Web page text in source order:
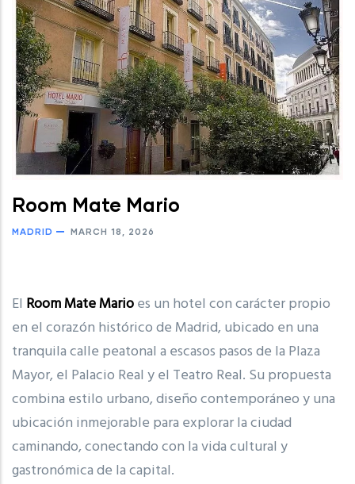
Room Mate Mario
MADRID MARCH 18, 2026
El Room Mate Marioes un hotel con carácter propio
en el corazón histórico de Madrid, ubicado en una
tranquila calle peatonal a escasos pasos de la Plaza
Mayor, el Palacio Real y el Teatro Real. Su propuesta
combina estilo urbano, diseño contemporáneo y una
ubicación inmejorable para explorar la ciudad
caminando, conectando con la vida cultural y
gastronómica de la capital.